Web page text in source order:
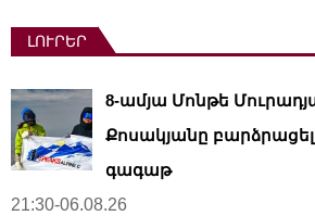
ԼՈՒՐԵՐ
8-ամյա Մոնթե
Քոսակյանը
գագաթ
21:30-06.08.26